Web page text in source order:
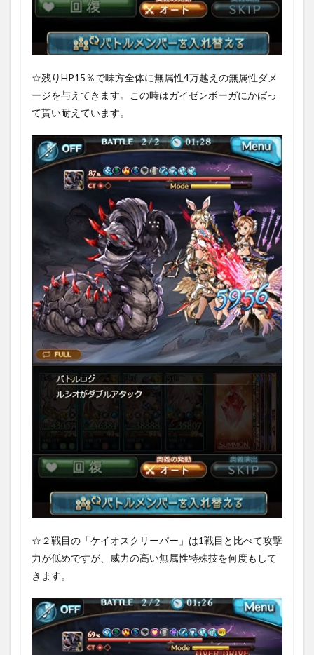
☆残りHP15％で味方全体に無属性4万越えの無属性ダメ
ージを与えてきます。この時はガイゼンボーガにかばっ
て貰い耐えています。
☆２戦目の「ケイオスクリーパー」は1戦目と比べて攻撃
力が低めですが、威力の高い無属性特殊技を何度もして
きます。